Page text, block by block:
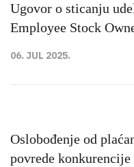
Ugovor o sticanju
Employee Stock
06. JUL 2025.
Oslobođenje od
povrede